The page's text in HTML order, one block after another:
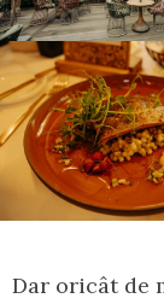
Dar oricât de